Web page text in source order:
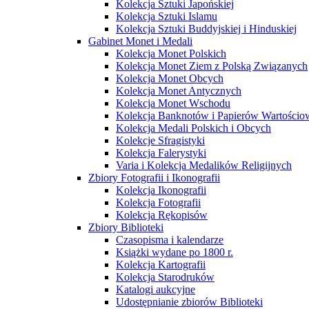
Kolekcja Sztuki Japońskiej
Kolekcja Sztuki Islamu
Kolekcja Sztuki Buddyjskiej i Hinduskiej
Gabinet Monet i Medali
Kolekcja Monet Polskich
Kolekcja Monet Ziem z Polską Związanych
Kolekcja Monet Obcych
Kolekcja Monet Antycznych
Kolekcja Monet Wschodu
Kolekcja Banknotów i Papierów
Kolekcja Medali Polskich i Obcych
Kolekcje Sfragistyki
Kolekcja Falerystyki
Varia i Kolekcja Medalików Religijnych
Zbiory Fotografii i Ikonografii
Kolekcja Ikonografii
Kolekcja Fotografii
Kolekcja Rękopisów
Zbiory Biblioteki
Czasopisma i kalendarze
Książki wydane po 1800 r.
Kolekcja Kartografii
Kolekcja Starodruków
Katalogi aukcyjne
Udostępnianie zbiorów Biblioteki